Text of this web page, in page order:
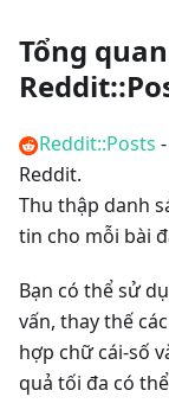
Tổng
Reddit::Posts
Reddit.
Thu thập danh
tin cho mỗi bài
Bạn có thể sử
vấn, thay thế
hợp chữ cái-số
quả tối đa có